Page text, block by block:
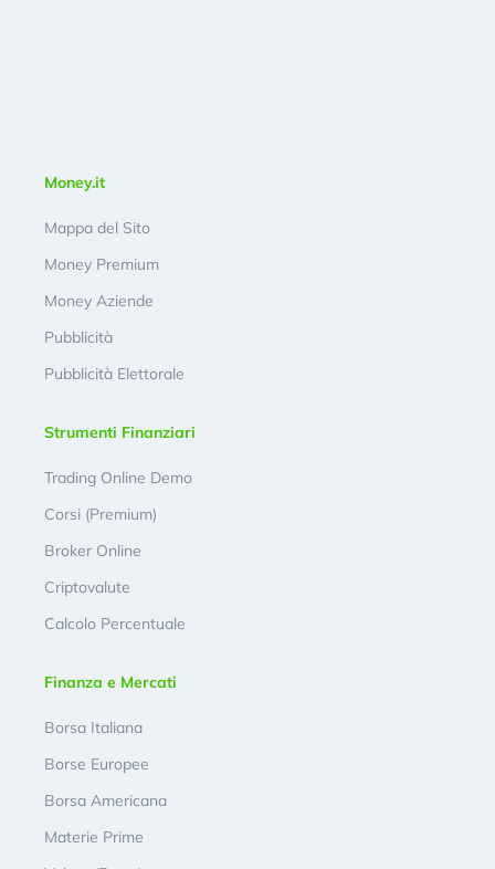
Money.it
Mappa del Sito
Money Premium
Money Aziende
Pubblicità
Pubblicità Elettorale
Strumenti Finanziari
Trading Online Demo
Corsi (Premium)
Broker Online
Criptovalute
Calcolo Percentuale
Finanza e Mercati
Borsa Italiana
Borse Europee
Borsa Americana
Materie Prime